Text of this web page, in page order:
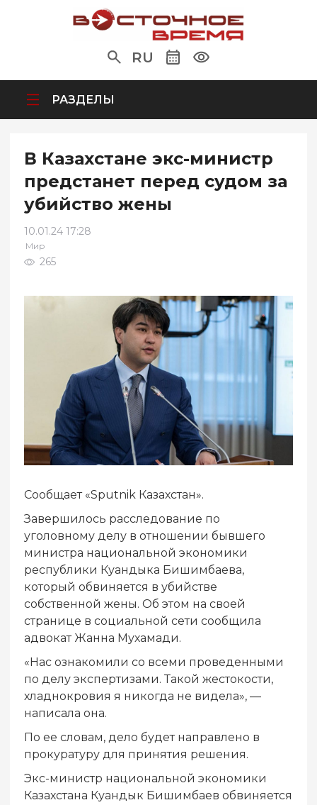
RU
РАЗДЕЛЫ
В Казахстане экс-министр
предстанет перед судом за
убийство жены
10.01.24 17:28
Мир
265
Сообщает «Sputnik Казахстан».
Завершилось расследование по
уголовному делу в отношении бывшего
министра национальной экономики
республики Куандыка Бишимбаева,
который обвиняется в убийстве
собственной жены. Об этом на своей
странице в социальной сети сообщила
адвокат Жанна Мухамади.
«Нас ознакомили со всеми проведенными
по делу экспертизами. Такой жестокости,
хладнокровия я никогда не видела», —
написала она.
По ее словам, дело будет направлено в
прокуратуру для принятия решения.
Экс-министр национальной экономики
Казахстана Куандык Бишимбаев обвиняется